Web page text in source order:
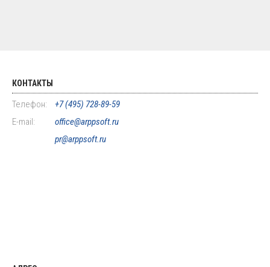
КОНТАКТЫ
Телефон:
+7 (495) 728-89-59
E-mail:
office@arppsoft.ru
pr@arppsoft.ru